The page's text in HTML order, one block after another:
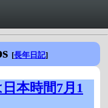
[長年日記]
日本時間7月1